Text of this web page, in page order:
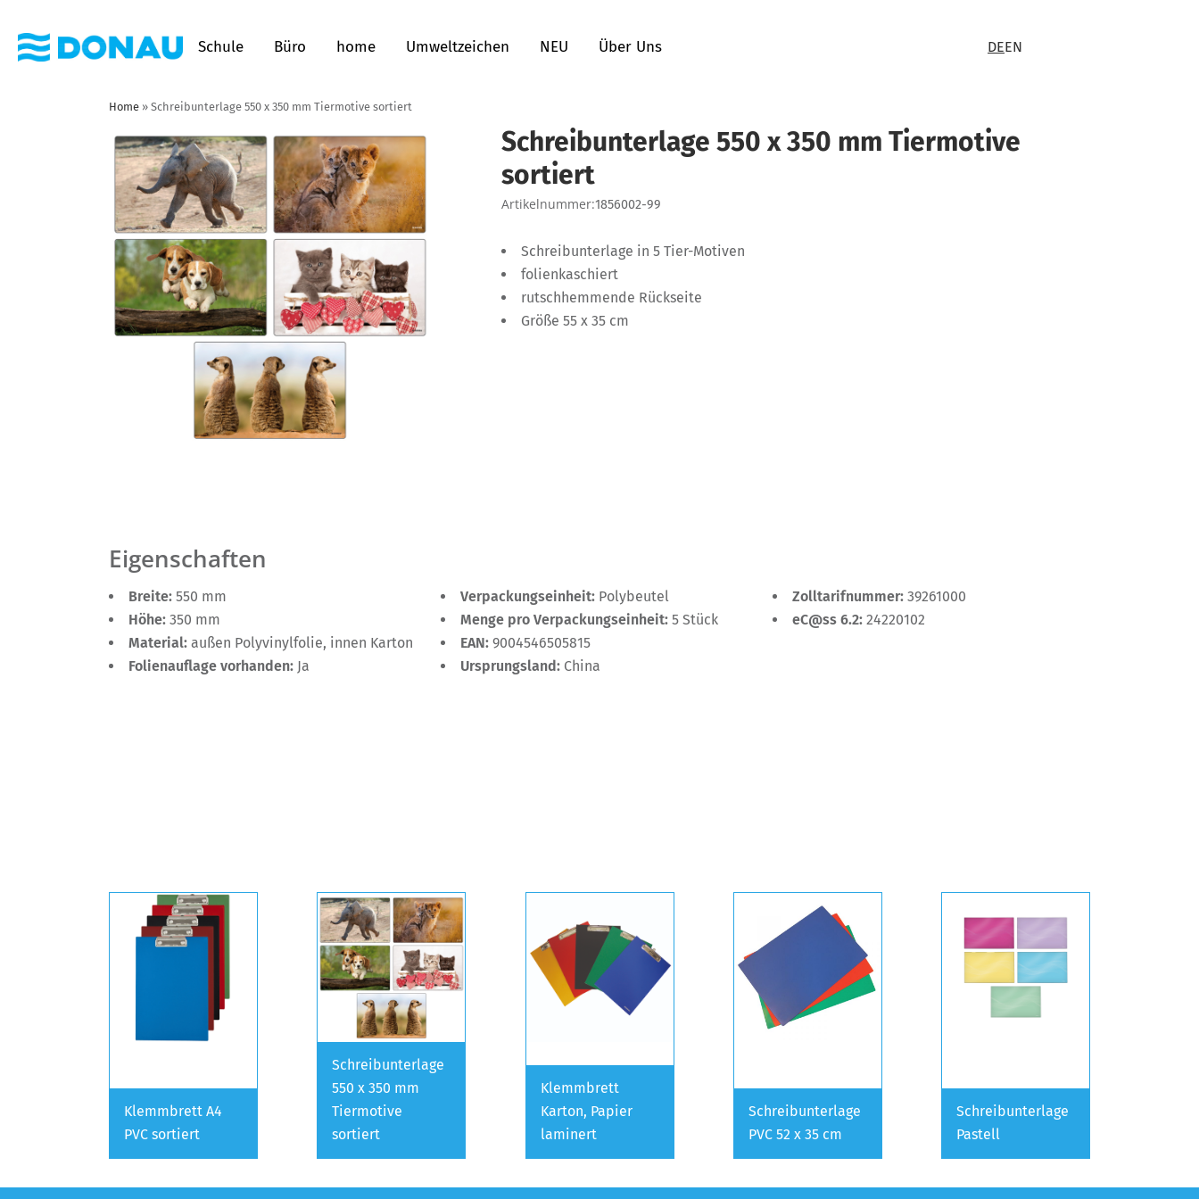
Schule Büro home Umweltzeichen NEU Über Uns DEEN
Home » Schreibunterlage 550 x 350 mm Tiermotive sortiert
Schreibunterlage 550 x 350 mm Tiermotive
sortiert
Artikelnummer:1856002-99
Schreibunterlage in 5 Tier-Motiven
folienkaschiert
rutschhemmende Rückseite
Größe 55 x 35 cm
Eigenschaften
Breite: 550 mm
Höhe: 350 mm
Material: außen Polyvinylfolie, innen Karton
Folienauflage vorhanden: Ja
Verpackungseinheit: Polybeutel
Menge pro Verpackungseinheit: 5 Stück
EAN: 9004546505815
Ursprungsland: China
Zolltarifnummer: 39261000
eC@ss 6.2: 24220102
Klemmbrett A4
PVC sortiert
Schreibunterlage
550 x 350 mm
Tiermotive
sortiert
Klemmbrett
Karton, Papier
laminert
Schreibunterlage
PVC 52 x 35 cm
Schreibunterlage
Pastell